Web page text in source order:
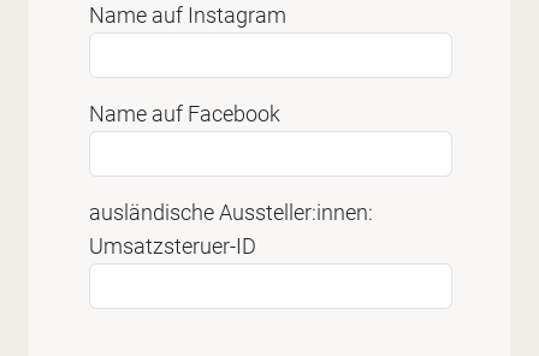
Name auf Instagram
Name auf Facebook
ausländische Aussteller:innen:
Umsatzsteruer-ID